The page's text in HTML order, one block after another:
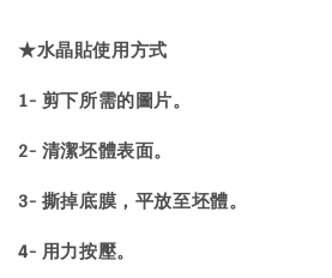
★水晶貼使用方式
1- 剪下所需的圖片。
2- 清潔坯體表面。
3- 撕掉底膜，平放至坯體。
4- 用力按壓。